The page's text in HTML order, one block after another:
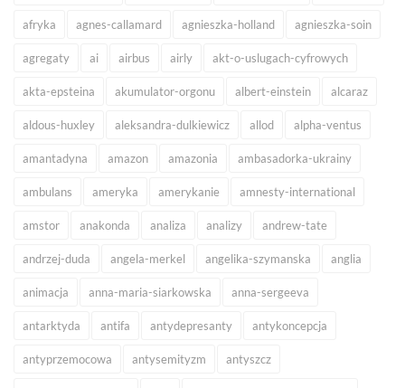
afryka agnes-callamard agnieszka-holland agnieszka-soin
agregaty ai airbus airly akt-o-uslugach-cyfrowych
akta-epsteina akumulator-orgonu albert-einstein alcaraz
aldous-huxley aleksandra-dulkiewicz allod alpha-ventus
amantadyna amazon amazonia ambasadorka-ukrainy
ambulans ameryka amerykanie amnesty-international
amstor anakonda analiza analizy andrew-tate
andrzej-duda angela-merkel angelika-szymanska anglia
animacja anna-maria-siarkowska anna-sergeeva
antarktyda antifa antydepresanty antykoncepcja
antyprzemocowa antysemityzm antyszcz